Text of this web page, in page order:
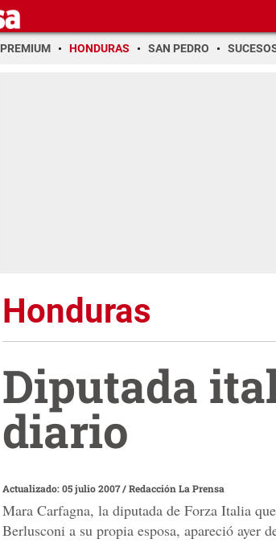
PREMIUM HONDURAS SAN PEDRO
Honduras
Diputada
diario
Actualizado: 05 julio 2007/Redacción La Prensa
Mara Carfagna, la diputada de Forza Italia
Berlusconi a su propia esposa, apareció ayer